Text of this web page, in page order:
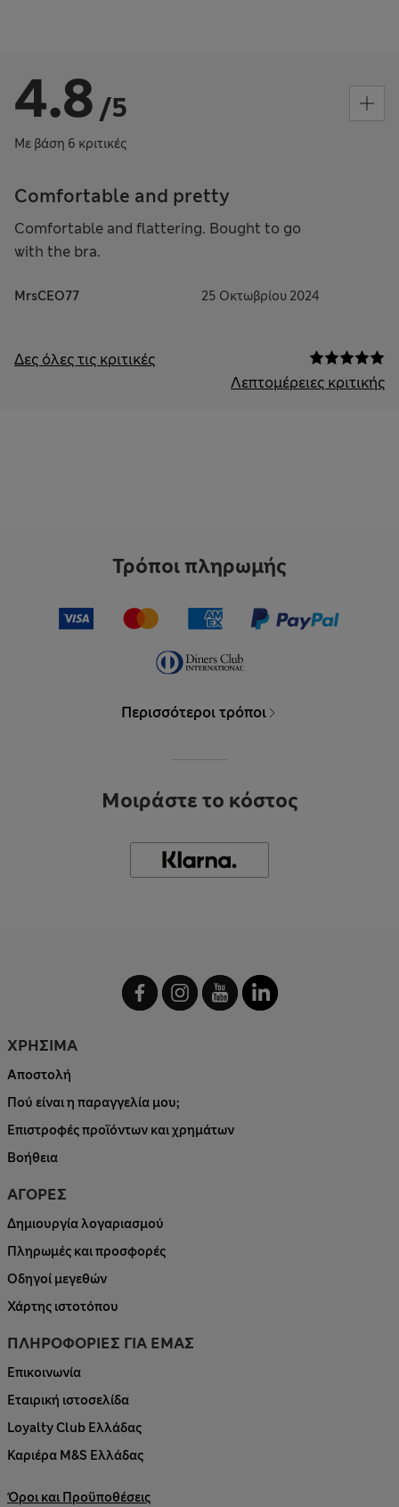
4.8 /5
Με βάση 6 κριτικές
Comfortable and pretty
Comfortable and flattering. Bought to go
with the bra.
MrsCEO77 25 Οκτωβρίου 2024
Δες όλες τις κριτικές
Λεπτομέρειες κριτικής
Τρόποι πληρωμής
Περισσότεροι τρόποι
Μοιράστε το κόστος
ΧΡΗΣΙΜΑ
Αποστολή
Πού είναι η παραγγελία μου;
Επιστροφές προϊόντων και χρημάτων
Βοήθεια
ΑΓΟΡΕΣ
Δημιουργία λογαριασμού
Πληρωμές και προσφορές
Οδηγοί μεγεθών
Χάρτης ιστοτόπου
ΠΛΗΡΟΦΟΡΙΕΣ ΓΙΑ ΕΜΑΣ
Επικοινωνία
Εταιρική ιστοσελίδα
Loyalty Club Ελλάδας
Καριέρα M&S Ελλάδας
Όροι και Προϋποθέσεις